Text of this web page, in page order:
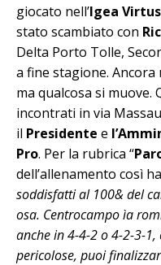
giocato nell’Igea Virtus
stato scambiato con
Delta Porto Tolle,
a fine stagione.
ma qualcosa si
incontrati in via
il Presidente e
Pro. Per la rubrica “
dell’allenamento così
soddisfatti al 100& del
osa. Centrocampo ìa
anche in 4-4-2 o 4-2-3-
pericolose, puoi